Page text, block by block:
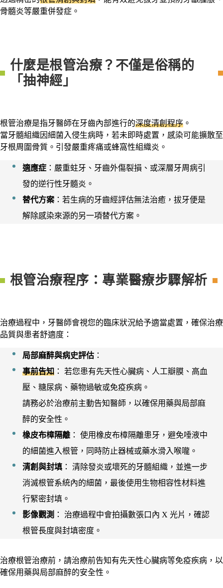
骨髓炎等嚴重併發症。
什麼是根管治療？不僅是俗稱的
「抽神經」
根管治療是指牙醫師在牙齒內部進行的深度清創程序 。
當牙髓組織因細菌入侵生病時，若未即時處置，感染可能擴散至
牙根周圍骨質。引發嚴重疼痛或蜂窩性組織炎。
適應症 ：嚴重蛀牙、牙齒外傷裂損、或深層牙周病引
發的逆行性牙髓炎。
替代方案 ：若生病的牙齒經評估無法治癒，拔牙便是
解除感染來源的另一項替代方案。
根管治療程序：專業醫療步驟解析
治療過程中，牙醫師會視您的臨床狀況給予適當處置，確保治療
品質與患者舒適度：
局部麻醉與病史評估 ：
事前告知 ： 若您患有先天性心臟病、人工瓣膜、高血
壓、糖尿病、藥物過敏或免疫疾病。
請務必於治療前主動告知醫師，以確保用藥與局部麻
醉的安全性。
橡皮布樟隔離 ： 使用橡皮布樟隔離患牙，避免唾液中
的細菌進入根管，同時防止器械或藥水滑入喉嚨。
清創與封填 ： 清除發炎或壞死的牙髓組織，並進一步
消滅根管系統內的細菌，最後使用生物相容性材料進
行緊密封填。
影像觀測 ： 治療過程中會拍攝數張口內 X 光片，確認
根管長度與封填密度。
治療根管治療前，請治療前告知有先天性心臟病等免疫疾病，以
確保用藥與局部麻醉的安全性。